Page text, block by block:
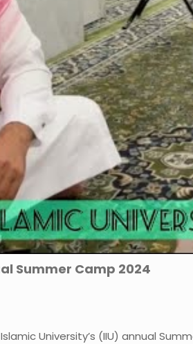
Summer Camp 2024
University’s (IIU) annual